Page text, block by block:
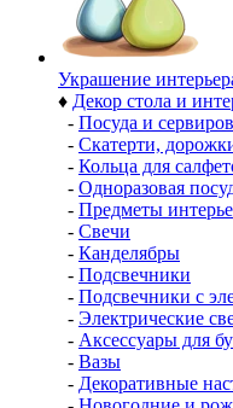
Украшение
♦ Декор стола и
- Посуда и
- Скатерти,
- Кольца для
- Одноразовая
- Предметы
- Свечи
- Канделябры
- Подсвечники
- Подсвечники с
- Электрические
- Аксессуары для
- Вазы
- Декоративные